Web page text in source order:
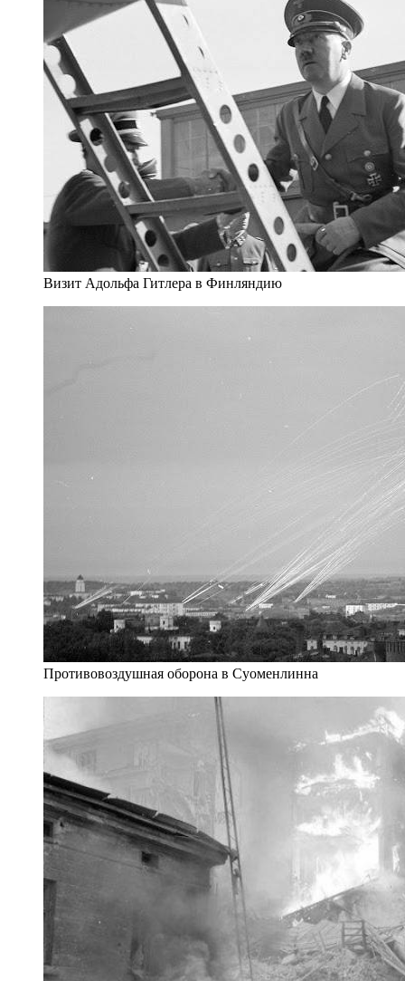
Визит Адольфа Гитлера в Финляндию
Противовоздушная оборона в Суоменлинна